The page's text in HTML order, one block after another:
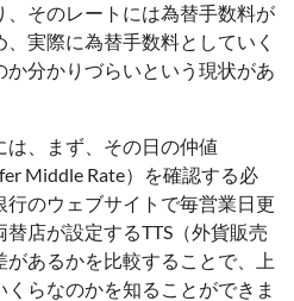
そのレートには為替手数料が
実際に為替手数料としていく
か分かりづらいという現状があ
、まず、その日の仲値
Middle Rate）を確認する必
のウェブサイトで毎営業日更
店が設定するTTS（外貨販売
あるかを比較することで、上
らなのかを知ることができま